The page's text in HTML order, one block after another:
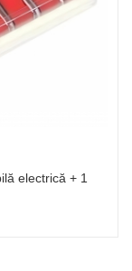
electrică + 1